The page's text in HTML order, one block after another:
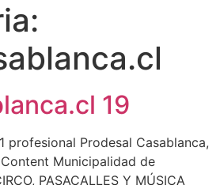
19
profesional Prodesal Casablanca,
Municipalidad de
PASACALLES Y MÚSICA